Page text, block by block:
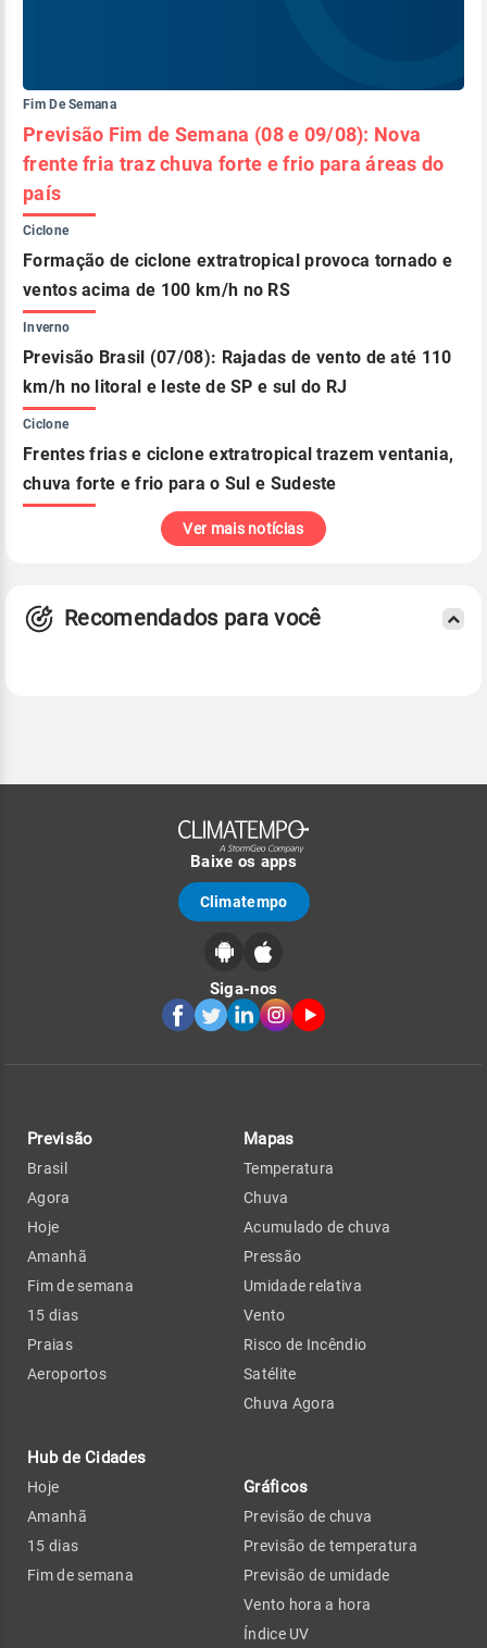
Fim De Semana
Previsão Fim de Semana (08 e 09/08): Nova
frente fria traz chuva forte e frio para áreas do
país
Ciclone
Formação de ciclone extratropical provoca tornado e
ventos acima de 100 km/h no RS
Inverno
Previsão Brasil (07/08): Rajadas de vento de até 110
km/h no litoral e leste de SP e sul do RJ
Ciclone
Frentes frias e ciclone extratropical trazem ventania,
chuva forte e frio para o Sul e Sudeste
Ver mais notícias
Recomendados para você
Baixe os apps
Climatempo
Siga-nos
Previsão
Brasil
Agora
Hoje
Amanhã
Fim de semana
15 dias
Praias
Aeroportos
Hub de Cidades
Hoje
Amanhã
15 dias
Fim de semana
Mapas
Temperatura
Chuva
Acumulado de chuva
Pressão
Umidade relativa
Vento
Risco de Incêndio
Satélite
Chuva Agora
Gráficos
Previsão de chuva
Previsão de temperatura
Previsão de umidade
Vento hora a hora
Índice UV